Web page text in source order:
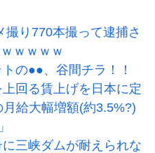
撮り770本撮って逮捕さ
ｗｗｗｗ
の●●、谷間チラ！！
回る賃上げを日本に定
給大幅増額(約3.5%?)
三峡ダムが耐えられな